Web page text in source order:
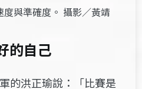
與準確度。 攝影／黃靖
的自己
的洪正瑜說：「比賽是